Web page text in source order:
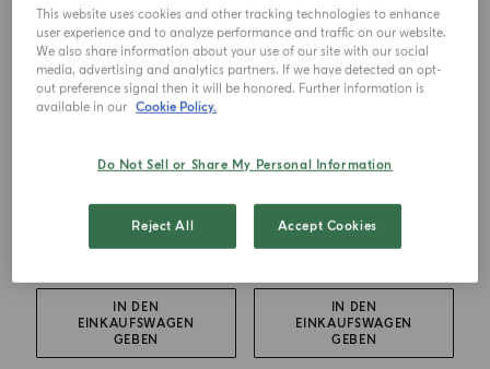
IN DEN
EINKAUFSWAGEN
GEBEN
IN DEN
EINKAUFSWAGEN
GEBEN
This website uses cookies and other tracking technologies to enhance
user experience and to analyze performance and traffic on our website.
We also share information about your use of our site with our social
media, advertising and analytics partners. If we have detected an opt-
out preference signal then it will be honored. Further information is
available in our Cookie Policy.
Do Not Sell or Share My Personal Information
Reject All Accept Cookies